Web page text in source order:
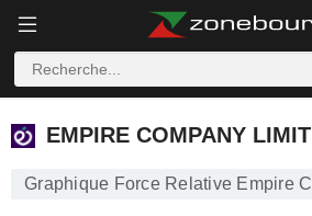
EMPIRE COMPANY LIMITED
EMPIRE COMPANY
Graphique Force Relative Empire